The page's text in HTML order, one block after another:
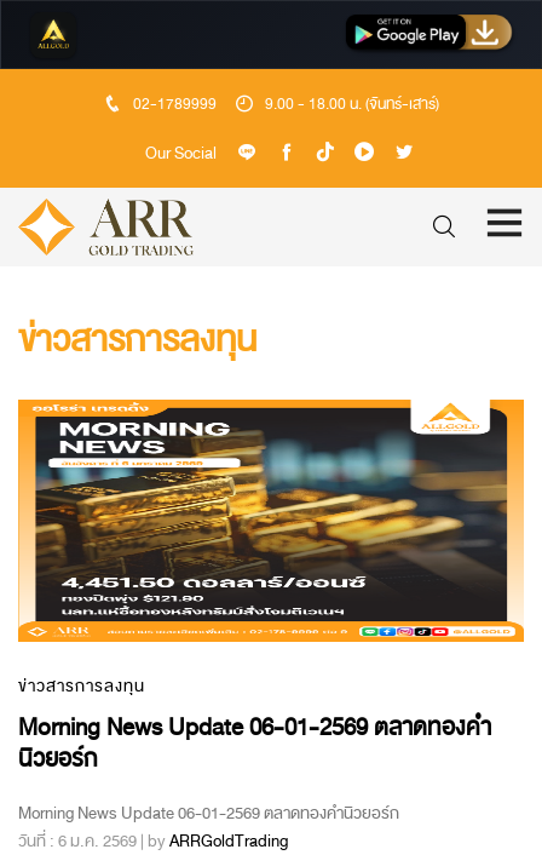
02-1789999 9.00 - 18.00 น. (จันทร์-เสาร์)
Our Social
ข่าวสารการลงทุน
ข่าวสารการลงทุน
Morning News Update 06-01-2569 ตลาดทองคำ
นิวยอร์ก
Morning News Update 06-01-2569 ตลาดทองคำนิวยอร์ก
วันที่ : 6 ม.ค. 2569 | byARRGoldTrading